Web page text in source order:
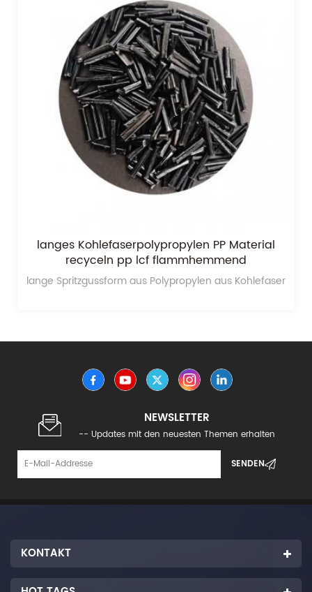
langes Kohlefaserpolypropylen PP Material
recyceln pp lcf flammhemmend
lange Spritzgussform aus Polypropylen aus Kohlefaser
NEWSLETTER
-- Updates mit den neuesten Themen erhalten
KONTAKT